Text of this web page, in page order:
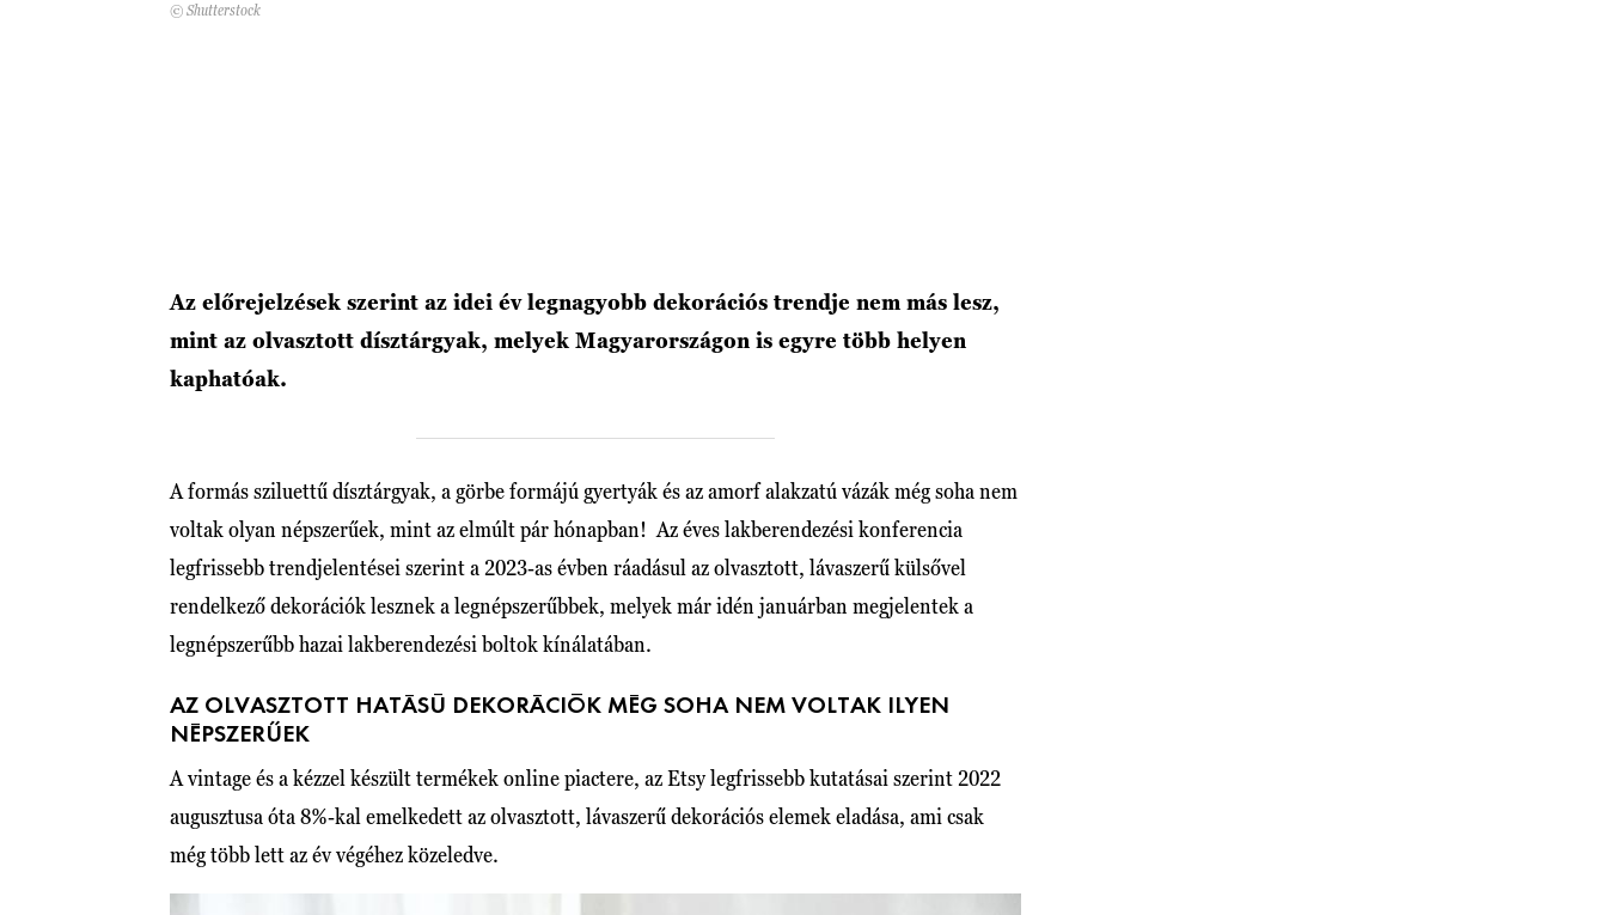
© Shutterstock
Az előrejelzések szerint az idei év legnagyobb dekorációs trendje nem más lesz,
mint az olvasztott dísztárgyak, melyek Magyarországon is egyre több helyen
kaphatóak.
A formás sziluettű dísztárgyak, a görbe formájú gyertyák és az amorf alakzatú vázák még soha nem
voltak olyan népszerűek, mint az elmúlt pár hónapban! Az éves lakberendezési konferencia
legfrissebb trendjelentései szerint a 2023-as évben ráadásul az olvasztott, lávaszerű külsővel
rendelkező dekorációk lesznek a legnépszerűbbek, melyek már idén januárban megjelentek a
legnépszerűbb hazai lakberendezési boltok kínálatában.
AZ OLVASZTOTT HATÁSÚ DEKORÁCIÓK MÉG SOHA NEM VOLTAK ILYEN
NÉPSZERŰEK
A vintage és a kézzel készült termékek online piactere, az Etsy legfrissebb kutatásai szerint 2022
augusztusa óta 8%-kal emelkedett az olvasztott, lávaszerű dekorációs elemek eladása, ami csak
még több lett az év végéhez közeledve.